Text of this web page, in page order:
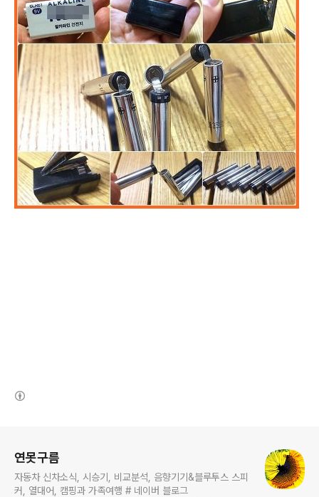
연못구름
자동차 신차소식, 시승기, 비교분석, 음향기기&블루투스 스피
커, 열대어, 캠핑과 가족여행 # 네이버 블로그